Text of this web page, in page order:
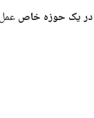
یک حوزه خاص